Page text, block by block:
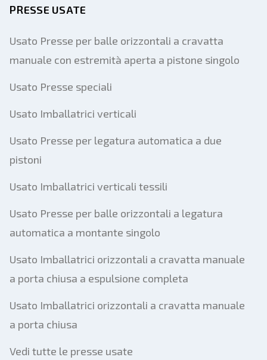
PRESSE USATE
Usato Presse per balle orizzontali a cravatta
manuale con estremità aperta a pistone singolo
Usato Presse speciali
Usato Imballatrici verticali
Usato Presse per legatura automatica a due
pistoni
Usato Imballatrici verticali tessili
Usato Presse per balle orizzontali a legatura
automatica a montante singolo
Usato Imballatrici orizzontali a cravatta manuale
a porta chiusa a espulsione completa
Usato Imballatrici orizzontali a cravatta manuale
a porta chiusa
Vedi tutte le presse usate